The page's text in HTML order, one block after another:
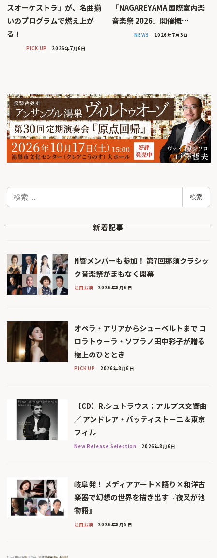
スオーケストラ」が、名曲揃
いのプログラムで燃え上が
る！
PICK UP 2026年7月6日
「NAGAREYAMA 国際室内楽
音楽祭 2026」開催概…
NEWS 2026年7月3日
検
検索
新着記事
N響メンバーも参加！ 第7回那須クラシッ
ク音楽祭がまもなく開幕
注目公演 2026年8月6日
オペラ・アリアからシューベルトまで コ
ロラトゥーラ・ソプラノ田中彩子が贈る
極上のひととき
PICK UP 2026年8月6日
【CD】R.シュトラウス：アルプス交響曲
／ アンドレア・バッティストーニ＆東京
フィル
New Release Selection 2026年8月6日
岐阜発！ メディアアート×語り×和洋古
楽器で幻想の世界を描き出す『夜叉が池
物語』
注目公演 2026年8月5日